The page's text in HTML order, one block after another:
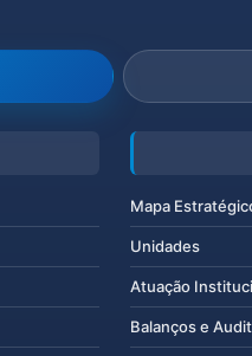
Mapa
Unidades
Atuação
Balanços e